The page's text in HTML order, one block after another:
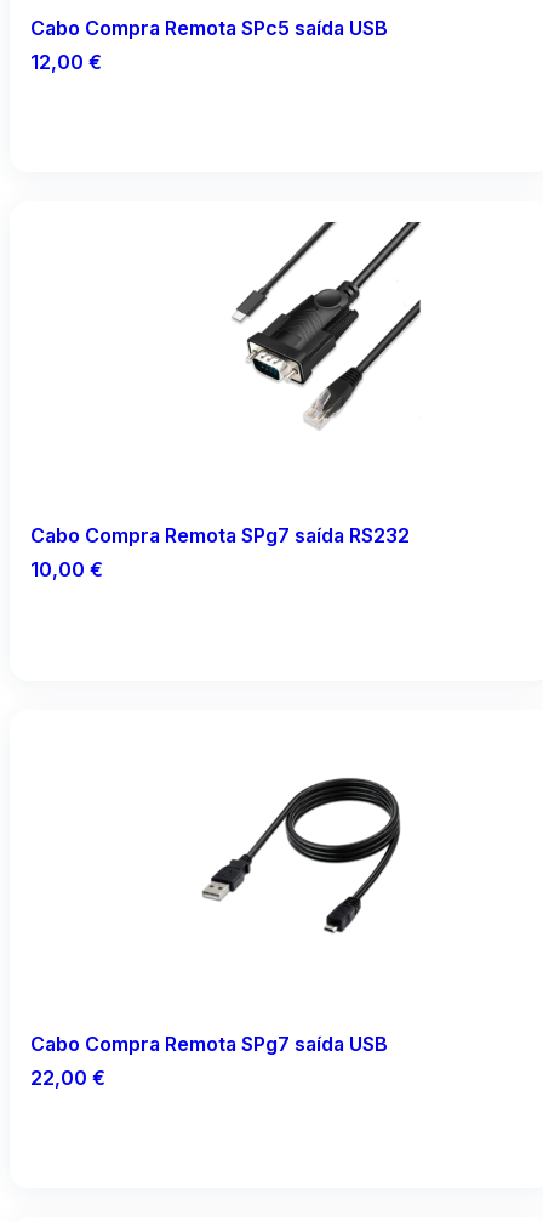
Cabo Compra Remota SPc5 saída USB
12,00 €
Cabo Compra Remota SPg7 saída RS232
10,00 €
Cabo Compra Remota SPg7 saída USB
22,00 €